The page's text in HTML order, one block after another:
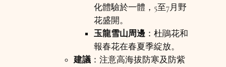
化體驗於一體，5至7月野
花盛開。
玉龍雪山周邊 ：杜鵑花和
報春花在春夏季綻放。
建議 ：注意高海拔防寒及防紫